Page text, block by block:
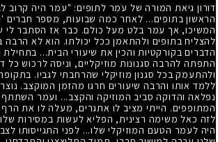
דורון גיאת המורה של עֹמר לתופים: "עֹמר היה קרוב
הראשון בתופים... לאחר כמה שבועות, מספר חברים
המשיכו, אך עֹמר בלט מעל כולם. כבר אז הסתבר לי
להצליח בתופים ולהתאמן ככל יכולתו. הוא לא הִרבה
הדברים בקורקטיות והכין את שיעורי הבית...
התפתה להרבה סגנונות מוזיקליים, וניסה לרכוש כל
ולהתעמק בכל סגנון מוזיקלי שהרחבתי לגביו.
ללמד אותו והרבה שיעורים חרגו מהזמן המוקצב.
נפלאה והדוקה סביב המוזיקה והקצב... ועֹמר
המתופפים. הייתי מציב לו אתגרים, מעלה לו את
לזה כאל משימה רצינית, הפליא לעשות במסירות שלו
היה לעֹמר הטעם המוזיקלי שלו... לפני התגייסותו